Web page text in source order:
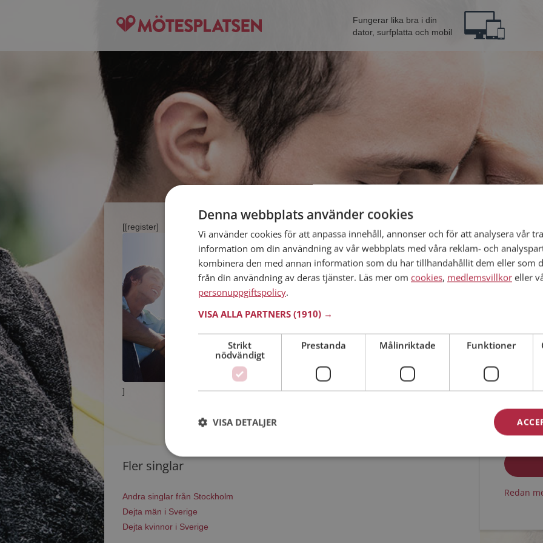
Fungerar lika bra i din
dator, surfplatta och mobil
[[register]
]
Fler singlar
Andra singlar från Stockholm
Dejta män i Sverige
Dejta kvinnor i Sverige
Bli
Jag är en:
Jag
Jag
Redan
Denna webbplats använder cookies
Vi använder cookies för att anpassa innehåll, annonser och för att analysera vår
information om din användning av vår webbplats med våra reklam- och
kombinera den med annan information som du har tillhandahållit dem eller som
från din användning av deras tjänster. Läs mer om cookies, medlemsvillkor eller
personuppgiftspolicy.
VISA ALLA PARTNERS (1910) →
Strikt
nödvändigt
Prestanda Målinriktade Funktioner
VISA DETALJER